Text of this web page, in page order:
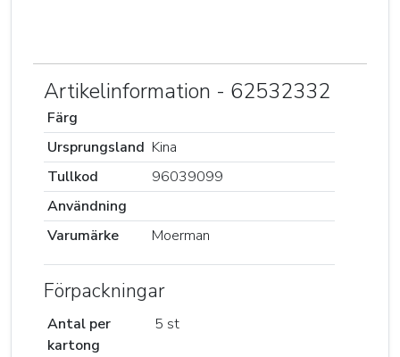
Artikelinformation - 62532332
Färg
Ursprungsland Kina
Tullkod
96039099
Användning
Varumärke
Moerman
Förpackningar
Antal per
kartong
5 st